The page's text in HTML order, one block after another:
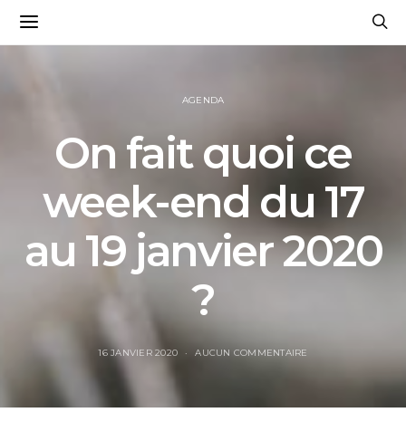
AGENDA
On fait quoi ce
week-end du 17
au 19 janvier 2020
?
16 JANVIER 2020 AUCUN COMMENTAIRE